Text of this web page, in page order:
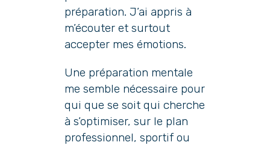
préparation. J’ai appris à
m’écouter et surtout
accepter mes émotions.
Une préparation mentale
me semble nécessaire pour
qui que se soit qui cherche
à s’optimiser, sur le plan
professionnel, sportif ou